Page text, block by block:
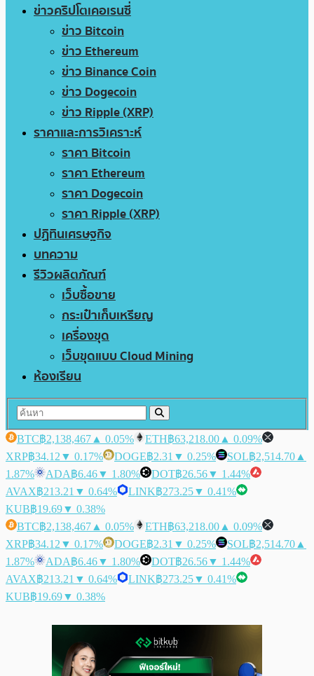
ข่าวคริปโตเคอเรนซี่
ข่าว Bitcoin
ข่าว Ethereum
ข่าว Binance Coin
ข่าว Dogecoin
ข่าว Ripple (XRP)
ราคาและการวิเคราะห์
ราคา Bitcoin
ราคา Ethereum
ราคา Dogecoin
ราคา Ripple (XRP)
ปฏิทินเศรษฐกิจ
บทความ
รีวิวผลิตภัณฑ์
เว็บซื้อขาย
กระเป๋าเก็บเหรียญ
เครื่องขุด
เว็บขุดแบบ Cloud Mining
ห้องเรียน
BTC฿2,138,467 ▲ 0.05% ETH฿63,218.00 ▲ 0.09%
XRP฿34.12 ▼ 0.17% DOGE฿2.31 ▼ 0.25% SOL฿2,514.70 ▲
1.87%
ADA฿6.46▼ 1.80% DOT฿26.56▼ 1.44%
AVAX฿213.21 ▼ 0.64% LINK฿273.25▼ 0.41%
KUB฿19.69▼ 0.38%
BTC฿2,138,467 ▲ 0.05% ETH฿63,218.00 ▲ 0.09%
XRP฿34.12 ▼ 0.17% DOGE฿2.31 ▼ 0.25% SOL฿2,514.70 ▲
1.87%
ADA฿6.46▼ 1.80% DOT฿26.56▼ 1.44%
AVAX฿213.21 ▼ 0.64% LINK฿273.25▼ 0.41%
KUB฿19.69▼ 0.38%